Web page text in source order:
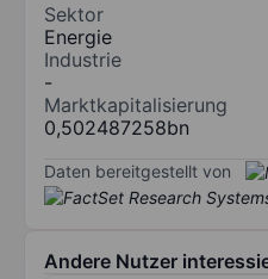
Sektor
Energie
Industrie
-
Marktkapitalisierung
0,502487258bn
Daten bereitgestellt von
Andere Nutzer